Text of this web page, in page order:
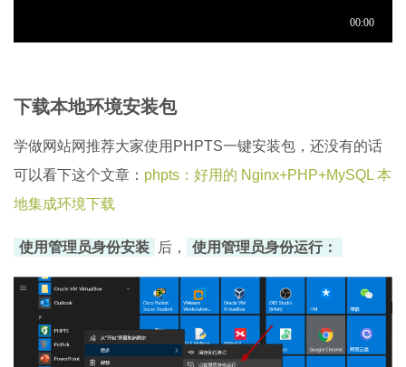
下载本地环境安装包
学做网站网推荐大家使用PHPTS一键安装包，还没有的话
可以看下这个文章： phpts：好用的 Nginx+PHP+MySQL 本
地集成环境下载
使用管理员身份安装 后， 使用管理员身份运行：